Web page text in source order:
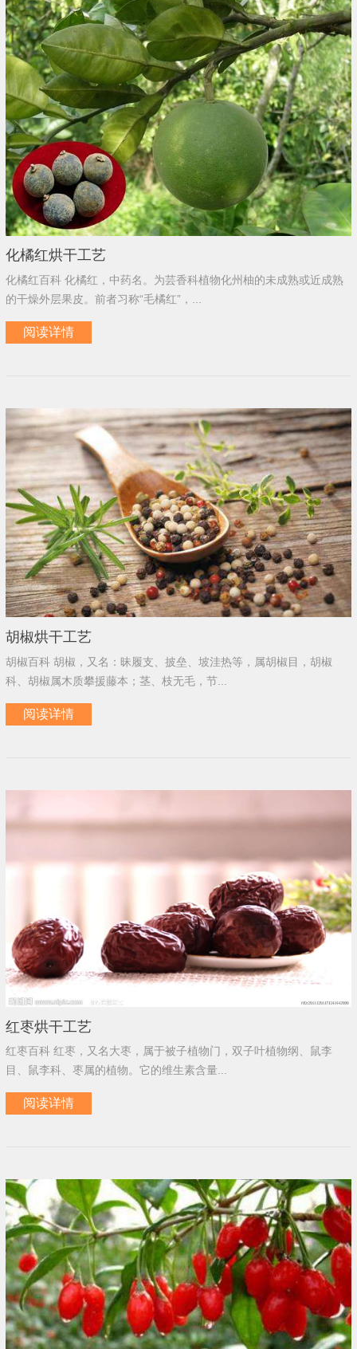
化橘红烘干工艺
化橘红百科 化橘红，中药名。为芸香科植物化州柚的未成熟或近成熟
的干燥外层果皮。前者习称“毛橘红”，...
阅读详情
胡椒烘干工艺
胡椒百科 胡椒，又名：昧履支、披垒、坡洼热等，属胡椒目，胡椒
科、胡椒属木质攀援藤本；茎、枝无毛，节...
阅读详情
红枣烘干工艺
红枣百科 红枣，又名大枣，属于被子植物门，双子叶植物纲、鼠李
目、鼠李科、枣属的植物。它的维生素含量...
阅读详情